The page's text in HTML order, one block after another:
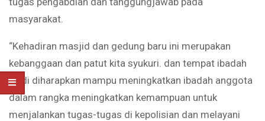
masyarakat.
“Kehadiran masjid dan gedung baru ini merupakan
kebanggaan dan patut kita syukuri. dan tempat ibadah
ini di diharapkan mampu meningkatkan ibadah anggota
dalam rangka meningkatkan kemampuan untuk
menjalankan tugas-tugas di kepolisian dan melayani